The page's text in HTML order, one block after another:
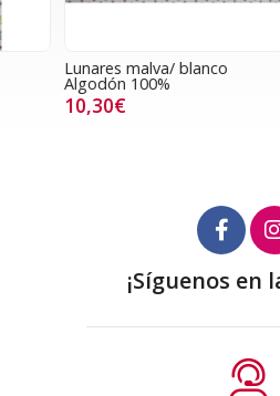
Lunares malva/ blanco
Algodón 100%
10,30€
¡Síguenos en